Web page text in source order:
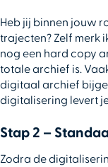
Heb jij binnen jouw
trajecten? Zelf merk
nog een hard copy
totale archief is.
digitaal archief
digitalisering levert
Stap 2 –
Zodra de